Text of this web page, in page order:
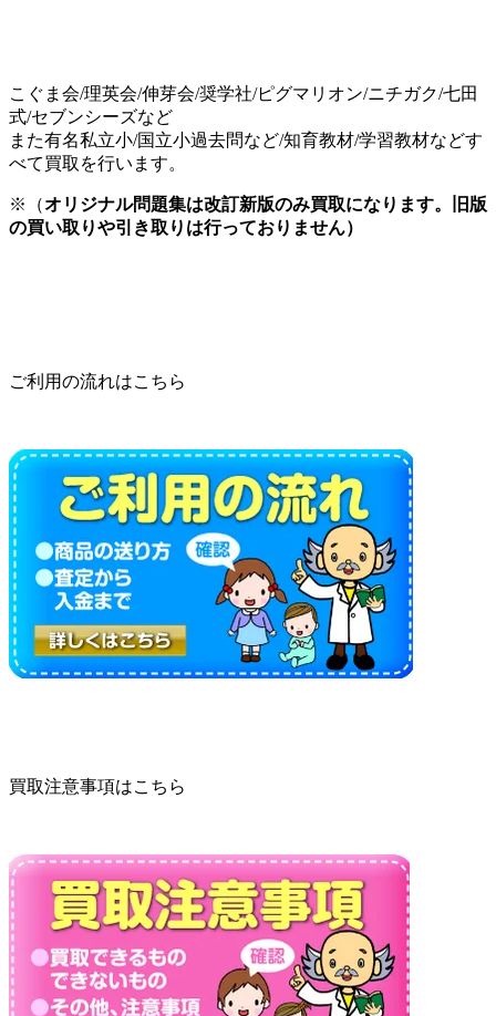
こぐま会/理英会/伸芽会/奨学社/ピグマリオン/ニチガク/七田
式/セブンシーズなど
また有名私立小/国立小過去問など/知育教材/学習教材などす
べて買取を行います。
※（オリジナル問題集は改訂新版のみ買取になります。旧版
の買い取りや引き取りは行っておりません）
ご利用の流れはこちら
買取注意事項はこちら